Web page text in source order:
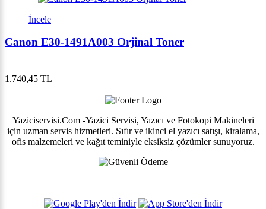
İncele
Canon E30-1491A003 Orjinal Toner
1.740,45 TL
Yaziciservisi.Com -Yazici Servisi, Yazıcı ve Fotokopi Makineleri
için uzman servis hizmetleri. Sıfır ve ikinci el yazıcı satışı, kiralama,
ofis malzemeleri ve kağıt teminiyle eksiksiz çözümler sunuyoruz.